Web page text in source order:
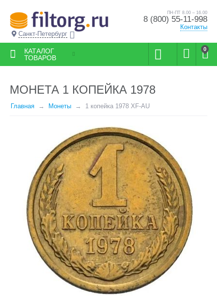
Санкт-Петербург
ПН-ПТ 8.00 – 16.00
8 (800) 55-11-998
Контакты
0
КАТАЛОГ
ТОВАРОВ
МОНЕТА 1 КОПЕЙКА 1978
Главная Монеты 1 копейка 1978 XF-AU